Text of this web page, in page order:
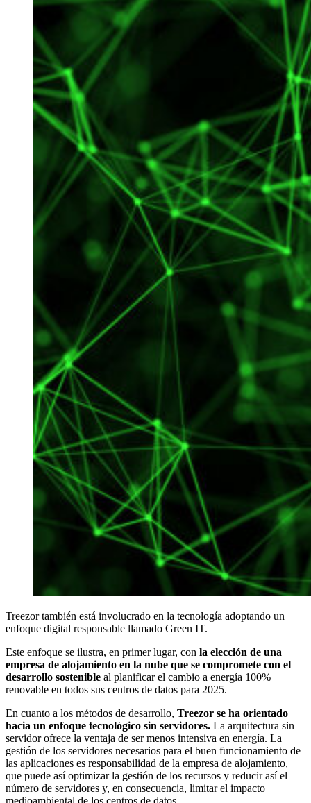
Treezor también está involucrado en la tecnología adoptando un
enfoque digital responsable llamado Green IT.
Este enfoque se ilustra, en primer lugar, con la elección de una
empresa de alojamiento en la nube que se compromete con el
desarrollo sostenible al planificar el cambio a energía 100%
renovable en todos sus centros de datos para 2025.
En cuanto a los métodos de desarrollo, Treezor se ha orientado
hacia un enfoque tecnológico sin servidores. La arquitectura sin
servidor ofrece la ventaja de ser menos intensiva en energía. La
gestión de los servidores necesarios para el buen funcionamiento de
las aplicaciones es responsabilidad de la empresa de alojamiento,
que puede así optimizar la gestión de los recursos y reducir así el
número de servidores y, en consecuencia, limitar el impacto
medioambiental de los centros de datos.